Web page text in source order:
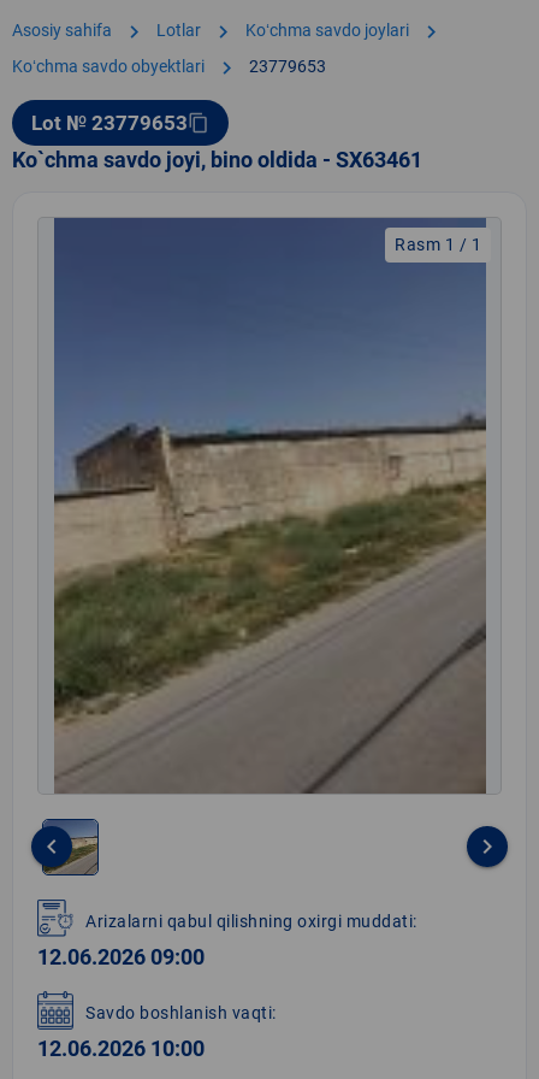
Asosiy sahifa chevron_right Lotlar chevron_right Koʻchma savdo joylari chevron_right
Koʻchma savdo obyektlari chevron_right 23779653
Lot № 23779653content_copy
Ko`chma savdo joyi, bino oldida - SX63461
Rasm 1 / 1
1
of
1
keyboard_arrow_left keyboard_arrow_right
Arizalarni qabul qilishning oxirgi muddati:
12.06.2026 09:00
Savdo boshlanish vaqti:
12.06.2026 10:00